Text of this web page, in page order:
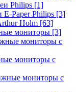
Philips [1]
Paper Philips [3]
Holm [63]
мониторы [3]
мониторы с
мониторы с
мониторы с